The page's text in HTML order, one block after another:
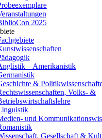
2025
– Amerikanistik
&
Volks- &
und
Gesellschaft &